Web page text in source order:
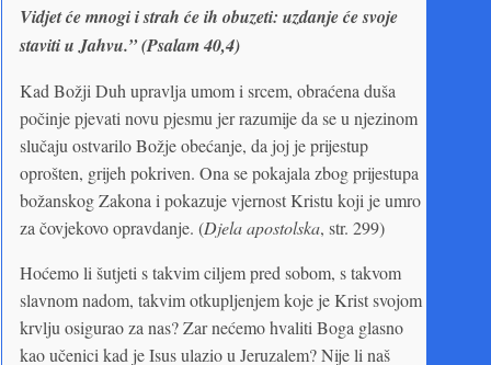
Vidjet će mnogi i strah će ih obuzeti: uzdanje će svoje
staviti u Jahvu.” (Psalam 40,4)
Kad Božji Duh upravlja umom i srcem, obraćena duša
počinje pjevati novu pjesmu jer razumije da se u njezinom
slučaju ostvarilo Božje obećanje, da joj je prijestup
oprošten, grijeh pokriven. Ona se pokajala zbog prijestupa
božanskog Zakona i pokazuje vjernost Kristu koji je umro
za čovjekovo opravdanje. (Djela apostolska, str. 299)
Hoćemo li šutjeti s takvim ciljem pred sobom, s takvom
slavnom nadom, takvim otkupljenjem koje je Krist svojom
krvlju osigurao za nas? Zar nećemo hvaliti Boga glasno
kao učenici kad je Isus ulazio u Jeruzalem? Nije li naš